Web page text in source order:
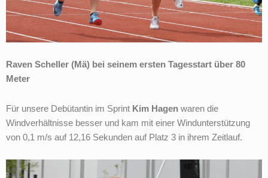
Raven Scheller (Mä) bei seinem ersten Tagesstart über 80
Meter
Für unsere Debütantin im Sprint Kim Hagen waren die
Windverhältnisse besser und kam mit einer Windunterstützung
von 0,1 m/s auf 12,16 Sekunden auf Platz 3 in ihrem Zeitlauf.